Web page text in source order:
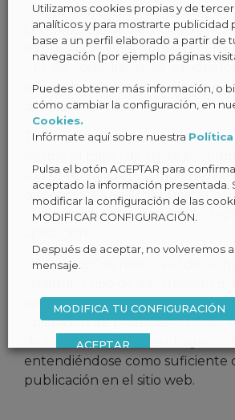
cumplimiento a las obligaciones
Ley 34/2002, de Servicios de la
Información y del Comercio
CE), así como informar a todos
sitio web respecto a cuáles son
de uso del mismo.
Toda persona que acceda a
a la observancia y cumplimiento
disposiciones aquí dispuestas, así
cualesquiera otra disposición
“ASD Audit” se reserva el
aparecer en el sitio web, sin que
obligación de preavisar o poner
de los usuarios dichas
entendiéndose como suficiente
publicación en el sitio web.
Utilizamos cookies propias y de
analíticos y para mostrarte publicidad
base a un perfil elaborado a partir de
navegación (por ejemplo páginas
Puedes obtener más información, o
cómo cambiar la configuración, en
Cookies.
Infórmate aquí sobre nuestra Política
Pulsa el botón ACEPTAR para
aceptado la información presentada.
modificar la configuración de las
MODIFICAR CONFIGURACIÓN.
Después de aceptar, no volveremos
mensaje.
MODIFICA TU CONFIGURACIÓN
ACEPTAR